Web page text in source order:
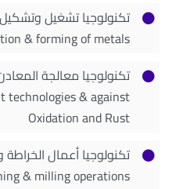
& forming of metals
تكنولوجيا معالجة
technologies & against
Oxidation and Rust
& milling operations